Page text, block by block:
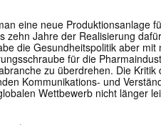
eine neue Produktionsanlage
zehn Jahre der Realisierung
die Gesundheitspolitik aber
für die
zu überdrehen. Die
Kommunikations- und
Wettbewerb nicht länger